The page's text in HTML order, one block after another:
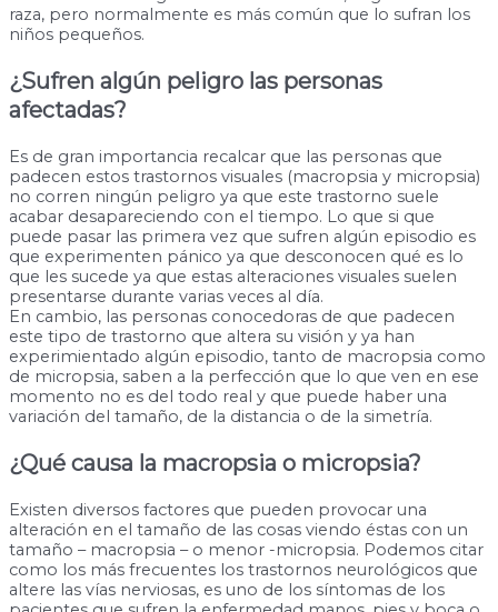
raza, pero normalmente es más común que lo sufran los
niños pequeños.
¿Sufren algún peligro las personas
afectadas?
Es de gran importancia recalcar que las personas que
padecen estos trastornos visuales (macropsia y micropsia)
no corren ningún peligro ya que este trastorno suele
acabar desapareciendo con el tiempo. Lo que si que
puede pasar las primera vez que sufren algún episodio es
que experimenten pánico ya que desconocen qué es lo
que les sucede ya que estas alteraciones visuales suelen
presentarse durante varias veces al día.
En cambio, las personas conocedoras de que padecen
este tipo de trastorno que altera su visión y ya han
experimientado algún episodio, tanto de macropsia como
de micropsia, saben a la perfección que lo que ven en ese
momento no es del todo real y que puede haber una
variación del tamaño, de la distancia o de la simetría.
¿Qué causa la macropsia o micropsia?
Existen diversos factores que pueden provocar una
alteración en el tamaño de las cosas viendo éstas con un
tamaño – macropsia – o menor -micropsia. Podemos citar
como los más frecuentes los trastornos neurológicos que
altere las vías nerviosas, es uno de los síntomas de los